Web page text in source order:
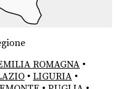
ROMAGNA •
• LIGURIA •